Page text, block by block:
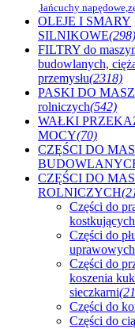
,łańcuchy
OLEJE I SMARY
SILNIKOWE(298)
FILTRY do
budowlanych,
przemysłu(2318)
PASKI DO
rolniczych(542)
WAŁKI
MOCY(70)
CZĘŚCI DO
CZĘŚCI DO
ROLNICZYCH
Części do
Części do
uprawowych
Części do
koszenia
sieczkarni
Części do
Części do